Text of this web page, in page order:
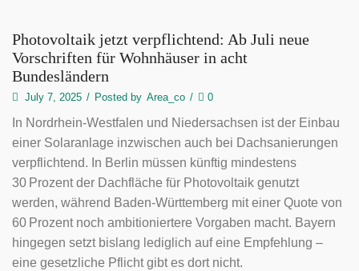
Photovoltaik jetzt verpflichtend: Ab Juli neue
Vorschriften für Wohnhäuser in acht
Bundesländern
July 7, 2025 / Posted by Area_co / 0
In Nordrhein-Westfalen und Niedersachsen ist der Einbau
einer Solaranlage inzwischen auch bei Dachsanierungen
verpflichtend. In Berlin müssen künftig mindestens
30 Prozent der Dachfläche für Photovoltaik genutzt
werden, während Baden-Württemberg mit einer Quote von
60 Prozent noch ambitioniertere Vorgaben macht. Bayern
hingegen setzt bislang lediglich auf eine Empfehlung –
eine gesetzliche Pflicht gibt es dort nicht.